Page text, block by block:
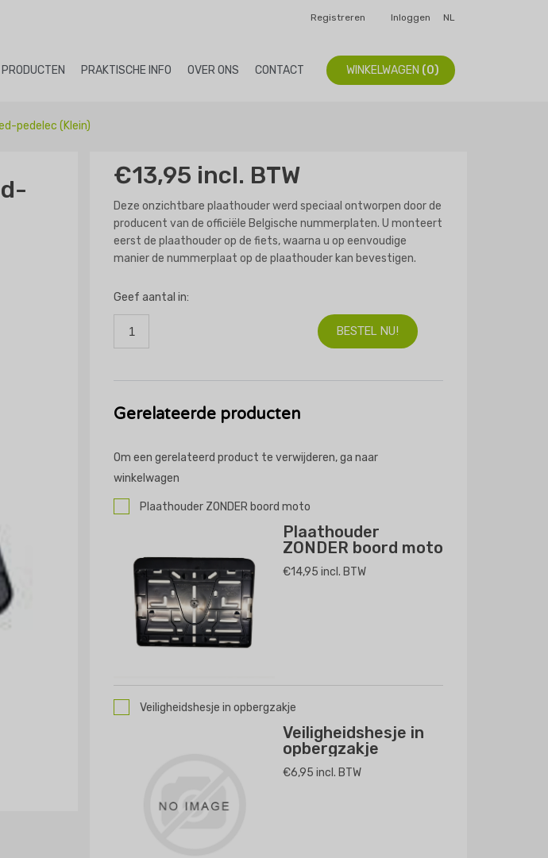
NL
Registreren Inloggen
PRODUCTEN PRAKTISCHE INFO OVER ONS CONTACT WINKELWAGEN (0)
pedelec (Klein)
€13,95 incl. BTW
Deze onzichtbare plaathouder werd speciaal ontworpen door de
producent van de officiële Belgische nummerplaten. U monteert
eerst de plaathouder op de fiets, waarna u op eenvoudige
manier de nummerplaat op de plaathouder kan bevestigen.
Geef aantal in:
Gerelateerde producten
Om een gerelateerd product te verwijderen, ga naar
winkelwagen
Plaathouder ZONDER boord moto
Plaathouder
ZONDER boord moto
€14,95 incl. BTW
Veiligheidshesje in opbergzakje
Veiligheidshesje in
opbergzakje
€6,95 incl. BTW